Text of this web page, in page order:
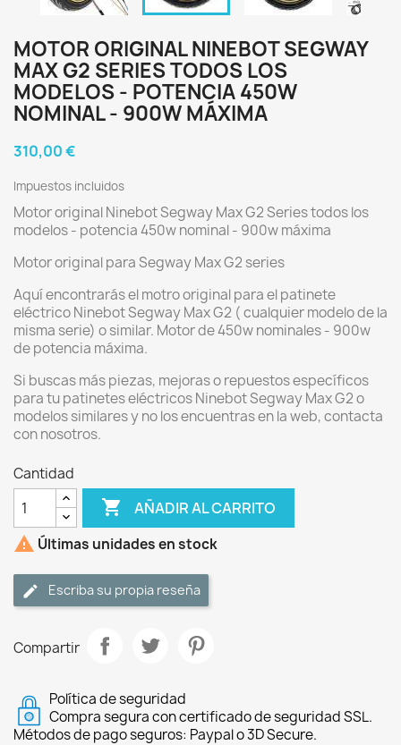
MOTOR ORIGINAL NINEBOT SEGWAY
MAX G2 SERIES TODOS LOS
MODELOS - POTENCIA 450W
NOMINAL - 900W MÁXIMA
310,00 €
Impuestos incluidos
Motor original Ninebot Segway Max G2 Series todos los
modelos - potencia 450w nominal - 900w máxima
Motor original para Segway Max G2 series
Aquí encontrarás el motro original para el patinete
eléctrico Ninebot Segway Max G2 ( cualquier modelo de la
misma serie) o similar. Motor de 450w nominales - 900w
de potencia máxima.
Si buscas más piezas, mejoras o repuestos específicos
para tu patinetes eléctricos Ninebot Segway Max G2 o
modelos similares y no los encuentras en la web, contacta
con nosotros.
Cantidad
 AÑADIR AL CARRITO
 Últimas unidades en stock
Escriba su propia reseña
Compartir
Política de seguridad
Compra segura con certificado de seguridad SSL.
Métodos de pago seguros: Paypal o 3D Secure.